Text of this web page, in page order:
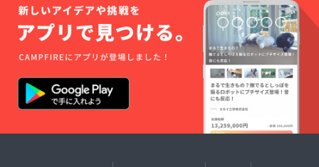
日本各
地どこ
かの県
のお土
産の郵
送 ー注
意ー
メール
より公
式LINE
の登録
をして